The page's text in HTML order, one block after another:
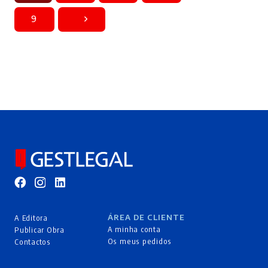
9
A Editora
Publicar Obra
Contactos
ÁREA DE CLIENTE
A minha conta
Os meus pedidos